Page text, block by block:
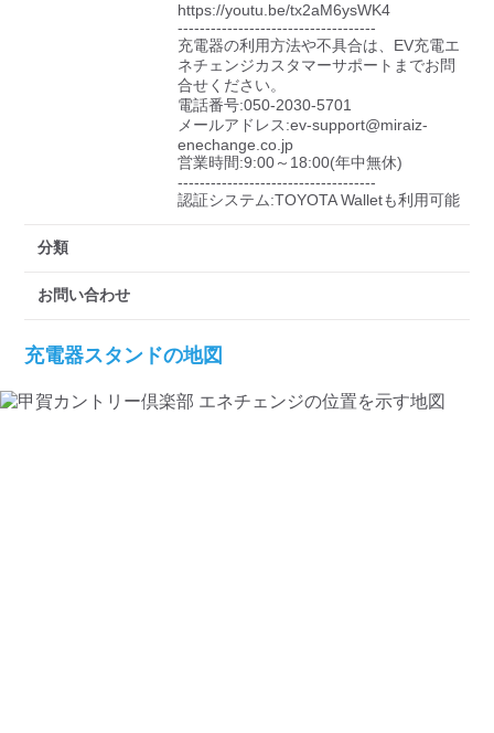
https://youtu.be/tx2aM6ysWK4
------------------------------------
充電器の利用方法や不具合は、EV充電エ
ネチェンジカスタマーサポートまでお問
合せください。
電話番号:050-2030-5701
メールアドレス:ev-support@miraiz-
enechange.co.jp
営業時間:9:00～18:00(年中無休)
------------------------------------
認証システム:TOYOTA Walletも利用可能
分類
お問い合わせ
充電器スタンドの地図